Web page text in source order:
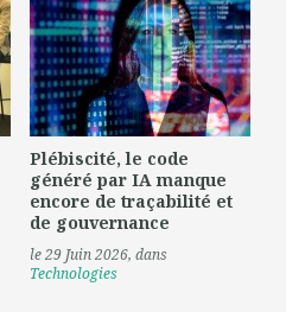
Plébiscité, le code
généré par IA manque
encore de traçabilité et
de gouvernance
le 29 Juin 2026, dans
Technologies